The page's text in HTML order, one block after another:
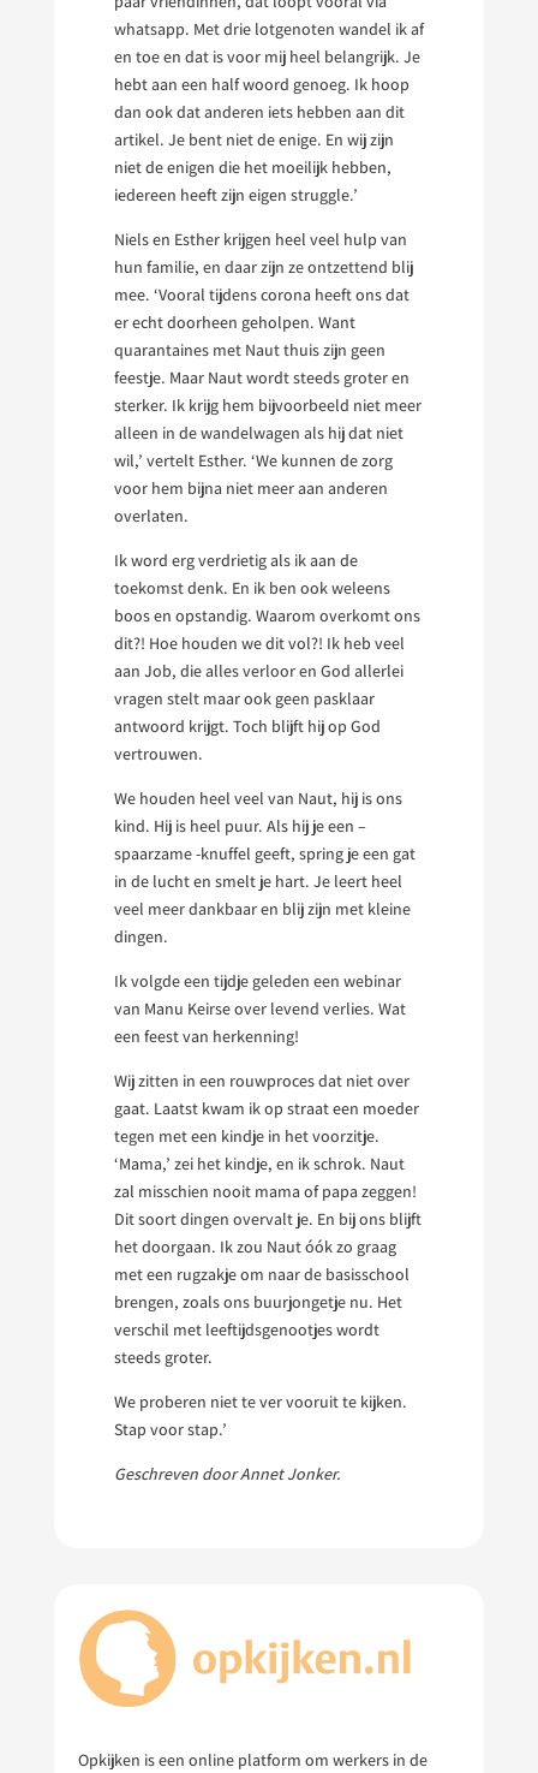
whatsapp. Met drie lotgenoten wandel ik af
en toe en dat is voor mij heel belangrijk. Je
hebt aan een half woord genoeg. Ik hoop
dan ook dat anderen iets hebben aan dit
artikel. Je bent niet de enige. En wij zijn
niet de enigen die het moeilijk hebben,
iedereen heeft zijn eigen struggle.’
Niels en Esther krijgen heel veel hulp van
hun familie, en daar zijn ze ontzettend blij
mee. ‘Vooral tijdens corona heeft ons dat
er echt doorheen geholpen. Want
quarantaines met Naut thuis zijn geen
feestje. Maar Naut wordt steeds groter en
sterker. Ik krijg hem bijvoorbeeld niet meer
alleen in de wandelwagen als hij dat niet
wil,’ vertelt Esther. ‘We kunnen de zorg
voor hem bijna niet meer aan anderen
overlaten.
Ik word erg verdrietig als ik aan de
toekomst denk. En ik ben ook weleens
boos en opstandig. Waarom overkomt ons
dit?! Hoe houden we dit vol?! Ik heb veel
aan Job, die alles verloor en God allerlei
vragen stelt maar ook geen pasklaar
antwoord krijgt. Toch blijft hij op God
vertrouwen.
We houden heel veel van Naut, hij is ons
kind. Hij is heel puur. Als hij je een –
spaarzame -knuffel geeft, spring je een gat
in de lucht en smelt je hart. Je leert heel
veel meer dankbaar en blij zijn met kleine
dingen.
Ik volgde een tijdje geleden een webinar
van Manu Keirse over levend verlies. Wat
een feest van herkenning!
Wij zitten in een rouwproces dat niet over
gaat. Laatst kwam ik op straat een moeder
tegen met een kindje in het voorzitje.
‘Mama,’ zei het kindje, en ik schrok. Naut
zal misschien nooit mama of papa zeggen!
Dit soort dingen overvalt je. En bij ons blijft
het doorgaan. Ik zou Naut óók zo graag
met een rugzakje om naar de basisschool
brengen, zoals ons buurjongetje nu. Het
verschil met leeftijdsgenootjes wordt
steeds groter.
We proberen niet te ver vooruit te kijken.
Stap voor stap.’
Geschreven door Annet Jonker.
Opkijken is een online platform om werkers in de